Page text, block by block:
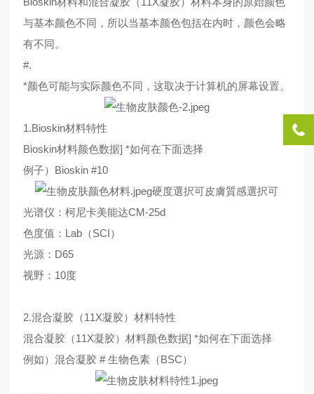
与基本颜色不同，所以当基本颜色包括在内时，颜色会略
有不同。
#.
*颜色可能与实际颜色不同，这取决于计算机的屏幕设置。
1.Bioskin材料特性
Bioskin材料颜色数据] *如何在下面选择
例子）Bioskin #10
硬度選択可皮膚質感選択可
光谱仪：柯尼卡美能达CM-25d
色度值：Lab（SCI）
光源：D65
视野：10度
2.混合凝胶（11X凝胶）材料特性
混合凝胶（11X凝胶）材料颜色数据] *如何在下面选择
例如）混合凝胶 # 生物色素（BSC）